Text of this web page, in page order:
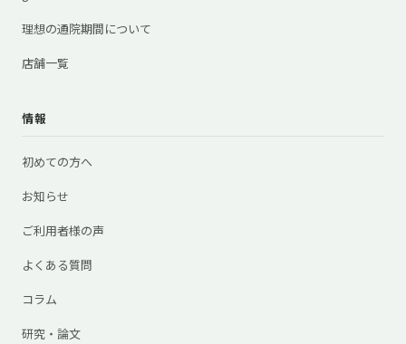
理想の通院期間について
店舗一覧
情報
初めての方へ
お知らせ
ご利用者様の声
よくある質問
コラム
研究・論文